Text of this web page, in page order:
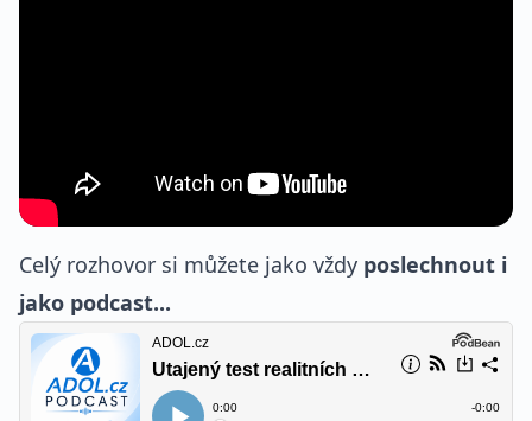
Celý rozhovor si můžete jako vždy poslechnout i
jako podcast...